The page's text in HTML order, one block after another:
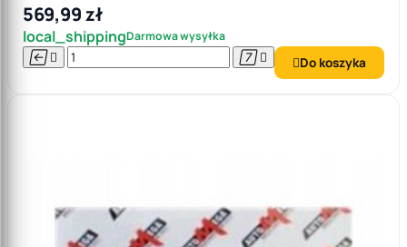
569,99 zł
local_shippingDarmowa wysyłka
    Do koszyka